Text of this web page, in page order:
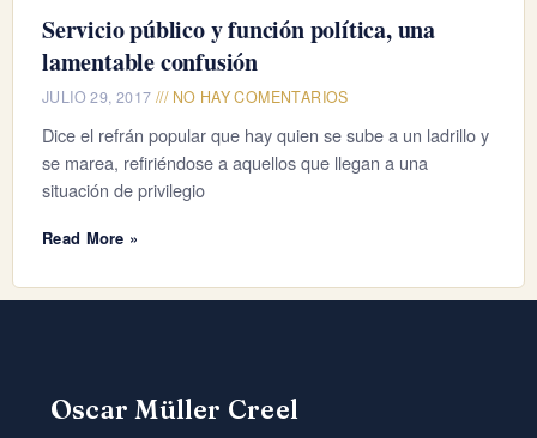
Servicio público y función política, una
lamentable confusión
JULIO 29, 2017 NO HAY COMENTARIOS
Dice el refrán popular que hay quien se sube a un ladrillo y
se marea, refiriéndose a aquellos que llegan a una
situación de privilegio
Read More »
Oscar Müller Creel